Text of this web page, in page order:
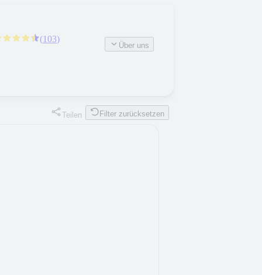
(103)
Über uns
Teilen Filter zurücksetzen